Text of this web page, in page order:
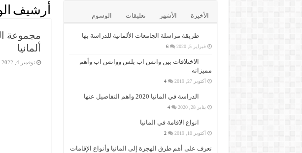
أرشيف
مجموعة
ألمانيا
نوفمبر 4, 2022
الأخيرة الأشهر تعليقات الوسوم
طريقة مراسلة الجامعات الألمانية للدراسة بها
فبراير 5, 2020 6
الاختلافات بين واتس اب بلس وواتس اب وأهم
مميزاته
أكتوبر 27, 2019 4
الدراسة في المانيا 2020 واهم التفاصيل عنها
يناير 28, 2020 4
انواع الاقامة في المانيا
أكتوبر 10, 2019 2
تعرف على أهم طرق الهجرة إلى المانيا وأنواع الإقامات